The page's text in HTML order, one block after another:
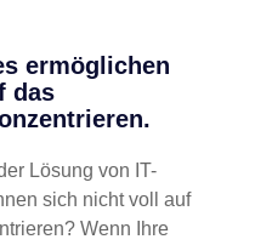
ermöglichen
das
Lösung von IT-
sich nicht voll auf
Wenn Ihre